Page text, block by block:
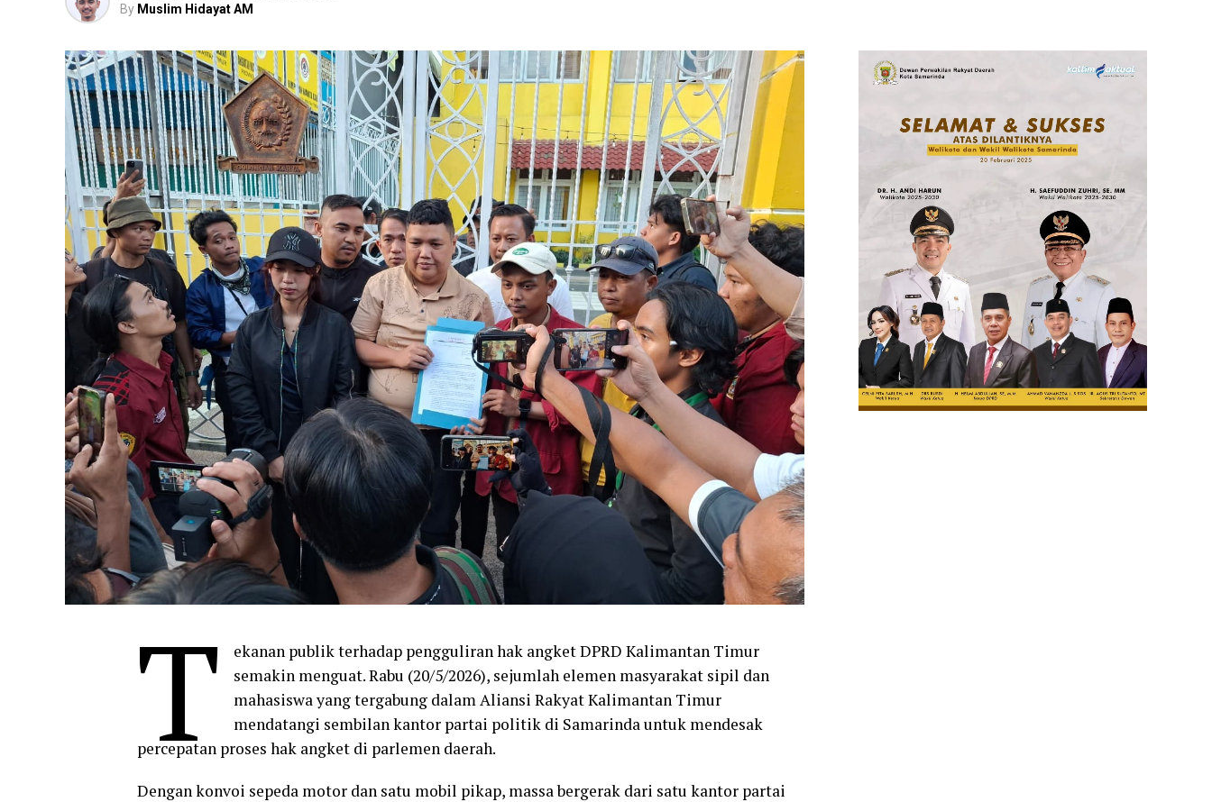
By Muslim Hidayat AM
T
ekanan publik terhadap pengguliran hak angket DPRD Kalimantan Timur
semakin menguat. Rabu (20/5/2026), sejumlah elemen masyarakat sipil dan
mahasiswa yang tergabung dalam Aliansi Rakyat Kalimantan Timur
mendatangi sembilan kantor partai politik di Samarinda untuk mendesak
percepatan proses hak angket di parlemen daerah.
Dengan konvoi sepeda motor dan satu mobil pikap, massa bergerak dari satu kantor partai